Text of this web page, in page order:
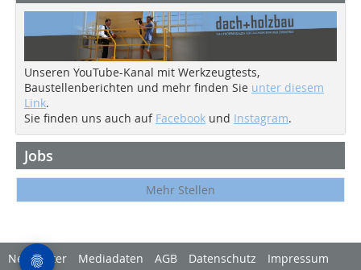
Unseren YouTube-Kanal mit Werkzeugtests,
Baustellenberichten und mehr finden Sie unter diesem
Link.
Sie finden uns auch auf Facebook und Instagram.
Jobs
Mehr Stellen
Newsletter Mediadaten AGB Datenschutz Impressum